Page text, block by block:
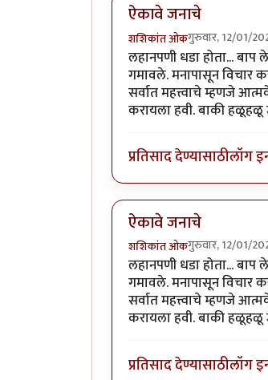
ऐकावे जनाचे
शशिकांत ओकगुरुवार, 12/01/
लहानपणी धडा होता...
गमावले. मनापासून विचार
सर्वात महत्त्वाचे म्हणजे
करायला हवी. बाकी हळूहळू
प्रतिसाद देण्यासाठीलॉग
ऐकावे जनाचे
शशिकांत ओकगुरुवार, 12/01/
लहानपणी धडा होता...
गमावले. मनापासून विचार
सर्वात महत्त्वाचे म्हणजे
करायला हवी. बाकी हळूहळू
प्रतिसाद देण्यासाठीलॉग